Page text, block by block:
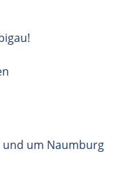
und um Naumburg